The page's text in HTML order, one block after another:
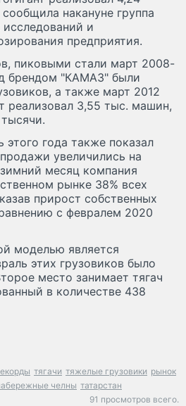
накануне группа
и
предприятия.
пиковыми стали март 2008-
брендом "КАМАЗ" были
а также март 2012
реализовал 3,55 тыс. машин,
года также показал
увеличились на
месяц компания
рынке 38% всех
прирост собственных
с февралем 2020
моделью является
этих грузовиков было
место занимает тягач
в количестве 438
тягачи тяжелые грузовики рынок
челны татарстан
91 просмотров всего.